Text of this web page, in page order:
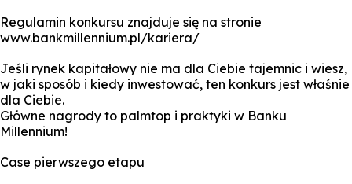
Regulamin konkursu znajduje się na stronie
www.bankmillennium.pl/kariera/
Jeśli rynek kapitałowy nie ma dla Ciebie tajemnic i wiesz,
w jaki sposób i kiedy inwestować, ten konkurs jest właśnie
dla Ciebie.
Główne nagrody to palmtop i praktyki w Banku
Millennium!
Case pierwszego etapu